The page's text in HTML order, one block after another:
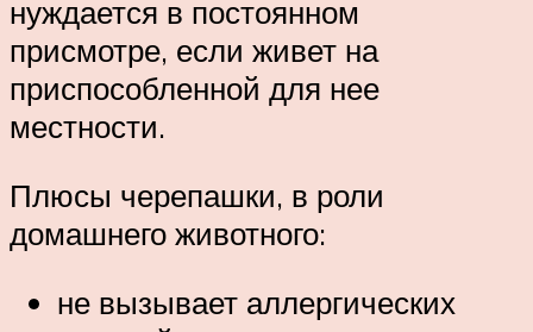
нуждается в постоянном
присмотре, если живет на
приспособленной для нее
местности.
Плюсы черепашки, в роли
домашнего животного:
не вызывает аллергических